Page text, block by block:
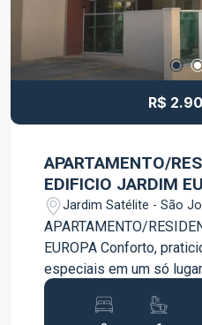
R$
APARTAMENTO/
EDIFICIO JARDIM
Jardim Satélite - São
APARTAMENTO/
EUROPA Conforto, praticidade e momentos
especiais em um só lugar. Este
apartamento com
acabamentos que